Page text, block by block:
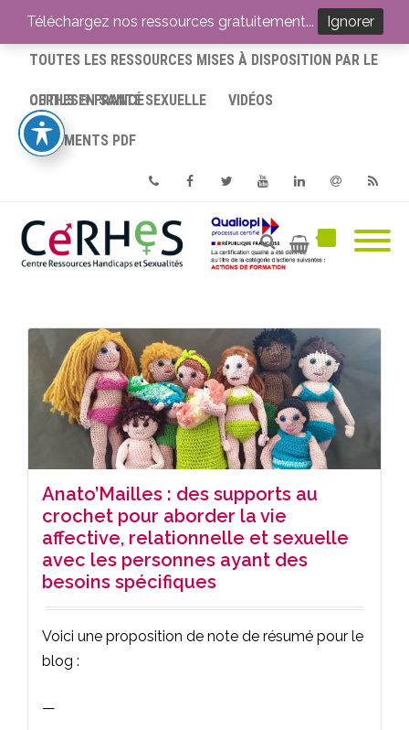
ACCUEIL
TOUTES LES RESSOURCES MISES À DISPOSITION PAR LE
CERHES® FRANCE
OUTILS EN SANTÉ SEXUELLE VIDÉOS
DOCUMENTS PDF
PhoneFacebookTwitterYoutube
Anato’Mailles : des supports au
crochet pour aborder la vie
affective, relationnelle et sexuelle
avec les personnes ayant des
besoins spécifiques
Voici une proposition de note de résumé pour le
blog :
—
Téléchargez nos ressources gratuitement... Ignorer